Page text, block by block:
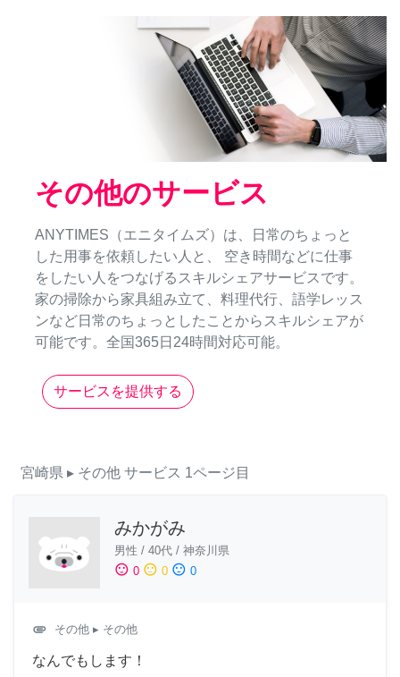
その他のサービス
ANYTIMES（エニタイムズ）は、日常のちょっと
した用事を依頼したい人と、 空き時間などに仕事
をしたい人をつなげるスキルシェアサービスです。
家の掃除から家具組み立て、料理代行、語学レッス
ンなど日常のちょっとしたことからスキルシェアが
可能です。全国365日24時間対応可能。
サービスを提供する
宮崎県 ▸ その他 サービス 1ページ目
みかがみ
男性 / 40代 / 神奈川県
sentiment_satisfied 0 sentiment_neutral 0 sentiment_dissatisfied 0
attachment その他 ▸ その他
なんでもします！